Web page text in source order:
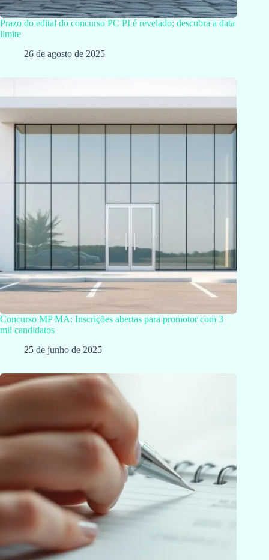
Prazo do edital do concurso PC PI é revelado; descubra a data
limite
26 de agosto de 2025
Concurso MP MA: Inscrições abertas para promotor com 3
mil candidatos
25 de junho de 2025